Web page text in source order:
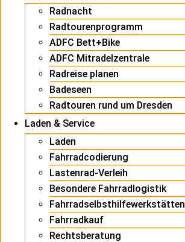
Radnacht
Radtourenprogramm
ADFC Bett+Bike
ADFC Mitradelzentrale
Radreise planen
Badeseen
Radtouren rund um Dresden
Laden & Service
Laden
Fahrradcodierung
Lastenrad-Verleih
Besondere Fahrradlogistik
Fahrradselbsthilfewerkstätten
Fahrradkauf
Rechtsberatung